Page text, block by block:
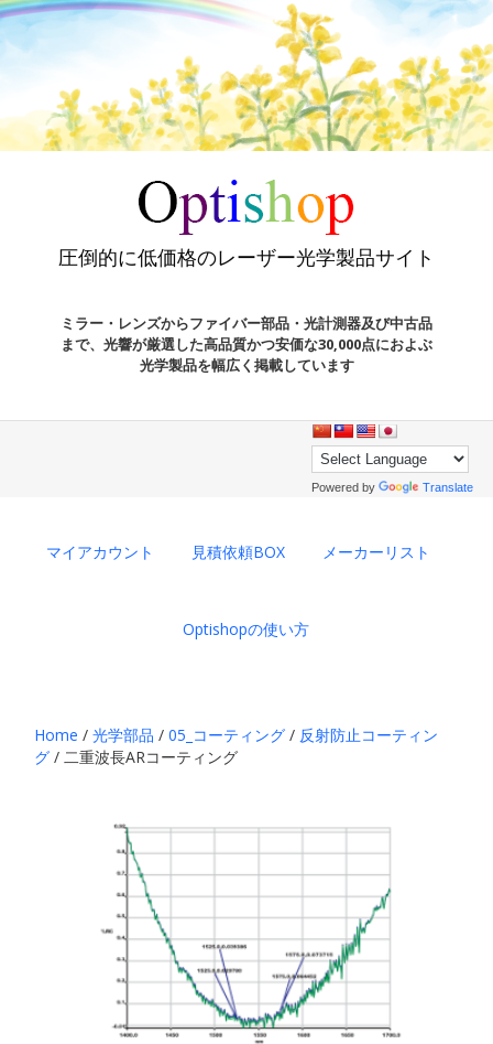
圧倒的に低価格のレーザー光学製品サイト
ミラー・レンズからファイバー部品・光計測器及び中古品
まで、光響が厳選した高品質かつ安価な30,000点におよぶ
光学製品を幅広く掲載しています
Powered by Translate
マイアカウント 見積依頼BOX メーカーリスト
Optishopの使い方
Home /光学部品 /05_コーティング / 反射防止コーティン
グ / 二重波長ARコーティング